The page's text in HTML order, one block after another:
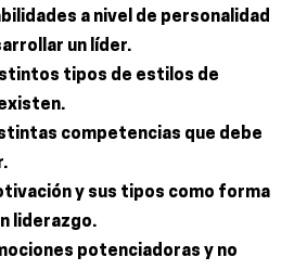
a nivel de personalidad
un líder.
tipos de estilos de
competencias que debe
y sus tipos como forma
liderazgo.
potenciadoras y no